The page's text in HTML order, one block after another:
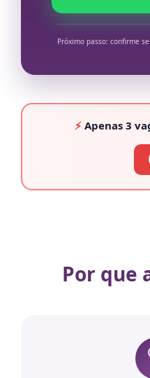
Próximo passo: confirme
⚡Apenas 3
Por que